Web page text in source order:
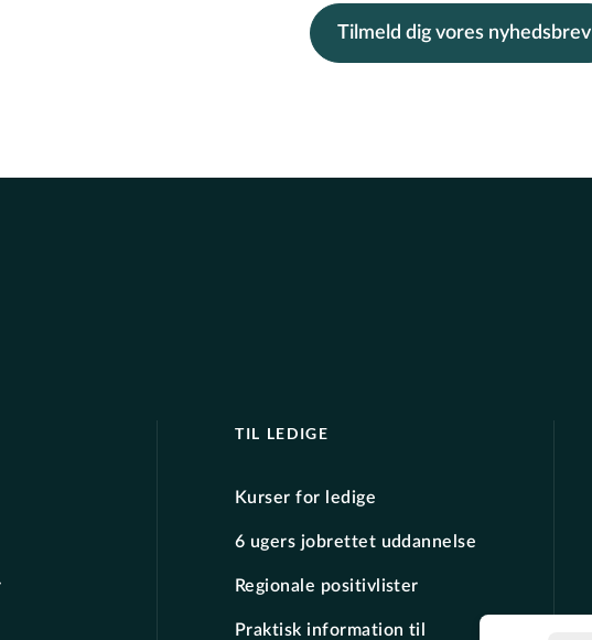
Tilmeld dig vores nyhedsbrev
TIL LEDIGE
Kurser for ledige
6 ugers jobrettet uddannelse
Regionale positivlister
Praktisk information til